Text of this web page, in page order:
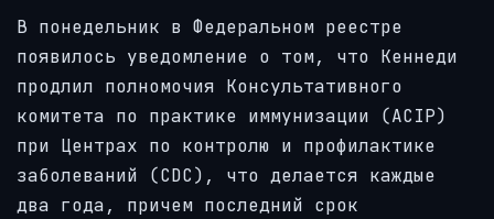
В понедельник в Федеральном реестре
появилось уведомление о том, что Кеннеди
продлил полномочия Консультативного
комитета по практике иммунизации (ACIP)
при Центрах по контролю и профилактике
заболеваний (CDC), что делается каждые
два года, причем последний срок